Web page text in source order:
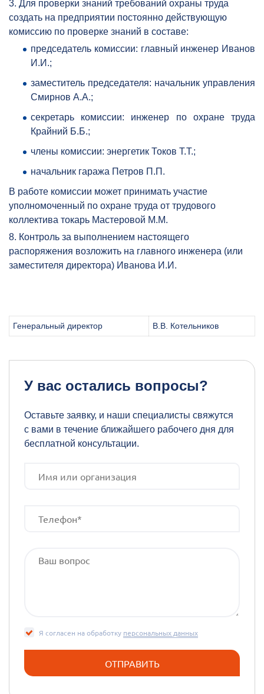
3. Для проверки знаний требований охраны труда
создать на предприятии постоянно действующую
комиссию по проверке знаний в составе:
председатель комиссии: главный инженер Иванов
И.И.;
заместитель председателя: начальник управления
Смирнов А.А.;
секретарь комиссии: инженер по охране труда
Крайний Б.Б.;
члены комиссии: энергетик Токов Т.Т.;
начальник гаража Петров П.П.
В работе комиссии может принимать участие
уполномоченный по охране труда от трудового
коллектива токарь Мастеровой М.М.
8. Контроль за выполнением настоящего
распоряжения возложить на главного инженера (или
заместителя директора) Иванова И.И.
Генеральный директор В.В. Котельников
У вас остались вопросы?
Оставьте заявку, и наши специалисты свяжутся
с вами в течение ближайшего рабочего дня для
бесплатной консультации.
Я согласен на обработку персональных данных